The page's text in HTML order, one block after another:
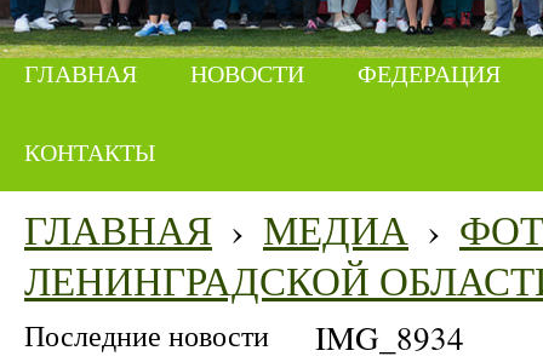
ГЛАВНАЯ НОВОСТИ ФЕДЕРАЦИЯ
КОНТАКТЫ
ГЛАВНАЯ › МЕДИА ›
ЛЕНИНГРАДСКОЙ
Последние новости IMG_8934